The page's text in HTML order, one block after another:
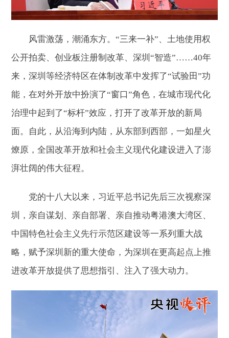
风雷激荡，潮涌东方。“三来一补”、土地使用权
公开拍卖、创业板注册制改革、深圳“智造”……40年
来，深圳等经济特区在体制改革中发挥了“试验田”功
能，在对外开放中扮演了“窗口”角色，在城市现代化
治理中起到了“标杆”效应，打开了改革开放的新局
面。自此，从沿海到内陆，从东部到西部，一如星火
燎原，全国改革开放和社会主义现代化建设进入了澎
湃壮阔的伟大征程。
党的十八大以来，习近平总书记先后三次视察深
圳，亲自谋划、亲自部署、亲自推动粤港澳大湾区、
中国特色社会主义先行示范区建设等一系列重大战
略，赋予深圳新的重大使命，为深圳在更高起点上推
进改革开放提供了思想指引、注入了强大动力。